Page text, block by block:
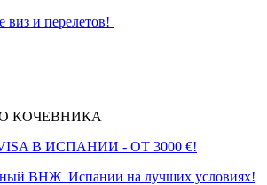
и перелетов!
КОЧЕВНИКА
В ИСПАНИИ - ОТ 3000 €!
ВНЖ Испании на лучших условиях!